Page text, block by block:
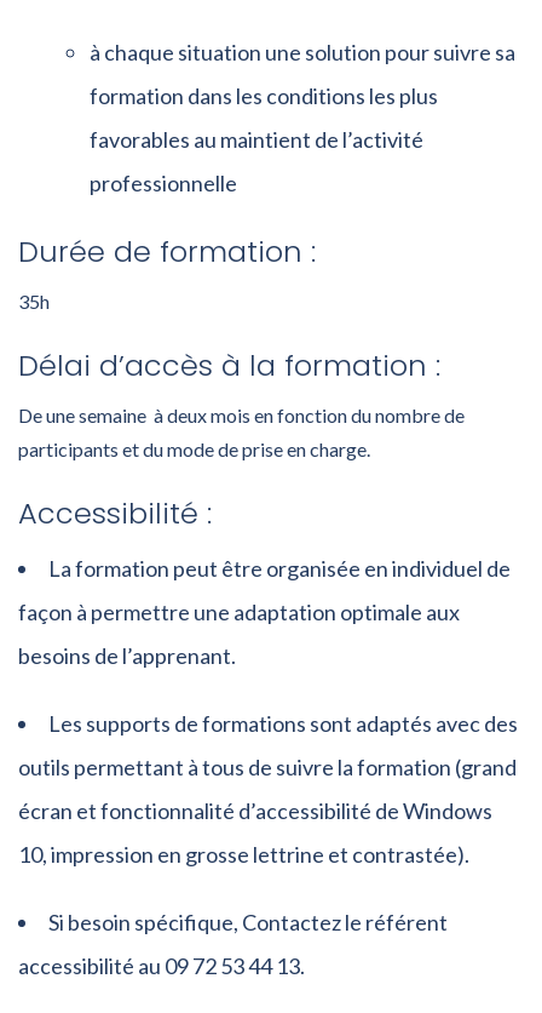
à chaque situation une solution pour suivre sa
formation dans les conditions les plus
favorables au maintient de l’activité
professionnelle
Durée de formation :
35h
Délai d’accès à la formation :
De une semaine à deux mois en fonction du nombre de
participants et du mode de prise en charge.
Accessibilité :
La formation peut être organisée en individuel de
façon à permettre une adaptation optimale aux
besoins de l’apprenant.
Les supports de formations sont adaptés avec des
outils permettant à tous de suivre la formation (grand
écran et fonctionnalité d’accessibilité de Windows
10, impression en grosse lettrine et contrastée).
Si besoin spécifique, Contactez le référent
accessibilité au 09 72 53 44 13.